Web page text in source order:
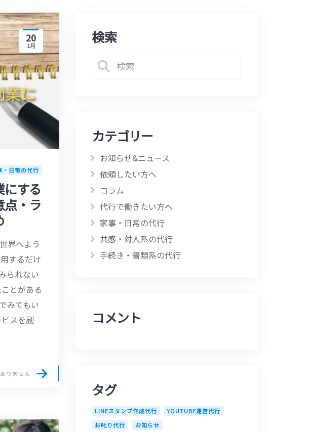
20
1月
・日常の代行
する
点・ラ
界へよう
するだけ
られない
とがある
みてもい
スを副
りません
検索
カテゴリー
お知らせ&ニュース
依頼したい方へ
コラム
代行で働きたい方へ
家事・日常の代行
共感・対人系の代行
手続き・書類系の代行
コメント
タグ
LINEスタンプ作成代行
YOUTUBE運営代行
お叱り代行
お知らせ